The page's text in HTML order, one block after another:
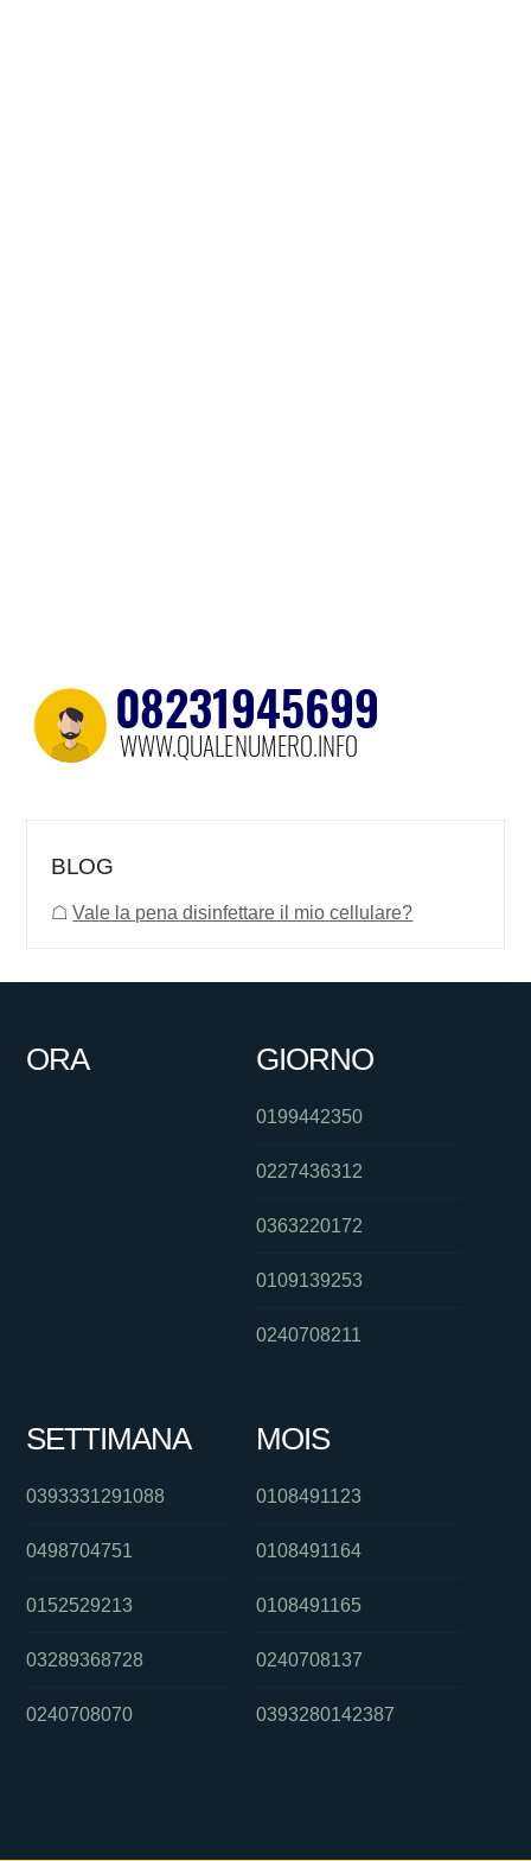
BLOG
☖Vale la pena disinfettare il mio cellulare?
ORA GIORNO
0199442350
0227436312
0363220172
0109139253
0240708211
SETTIMANA
0393331291088
0498704751
0152529213
03289368728
0240708070
MOIS
0108491123
0108491164
0108491165
0240708137
0393280142387